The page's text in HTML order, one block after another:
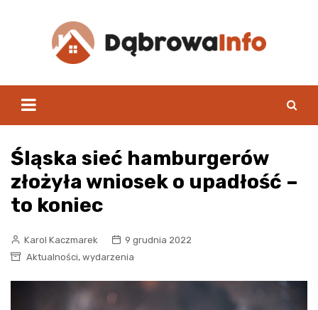
Śląska sieć hamburgerów
złożyła wniosek o upadłość –
to koniec
Karol Kaczmarek
9 grudnia 2022
Aktualności, wydarzenia